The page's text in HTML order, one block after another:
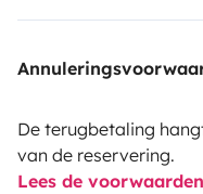
De terugbetaling
van de reservering.
Lees de voorwaarden